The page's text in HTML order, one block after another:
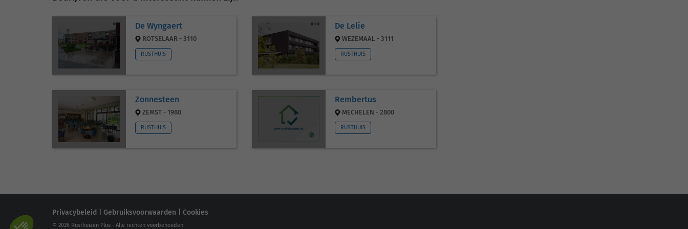
De Wyngaert
ROTSELAAR - 3110
RUSTHUIS
De Lelie
WEZEMAAL - 3111
RUSTHUIS
Zonnesteen
ZEMST - 1980
RUSTHUIS
Rembertus
MECHELEN - 2800
RUSTHUIS
Privacybeleid Gebruiksvoorwaarden Cookies
© 2026 Rusthuizen Plus - Alle rechten voorbehouden